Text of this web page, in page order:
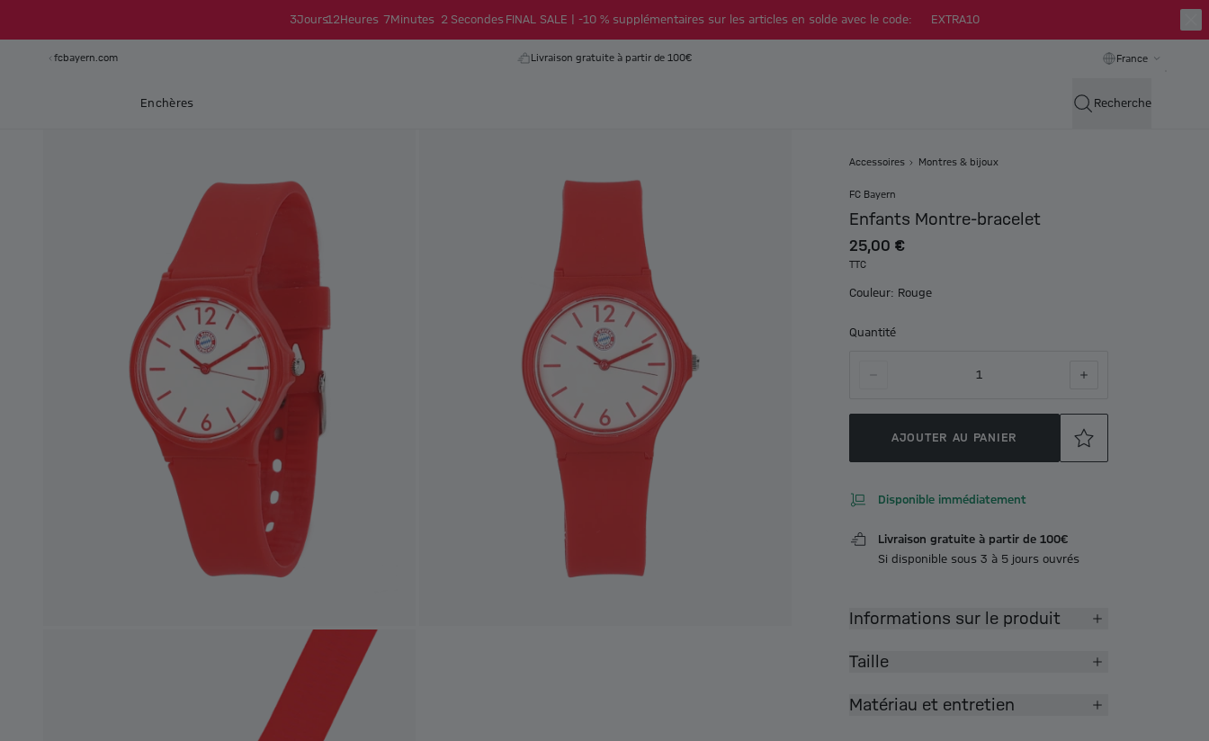
3Jours12Heures 7Minutes 2 Secondes FINAL SALE | -10 % supplémentaires sur les articles en solde avec le code: EXTRA10
fcbayern.com Livraison gratuite à partir de 100€ France
Enchères Recherche
Accessoires Montres & bijoux
FC Bayern
Enfants Montre-bracelet
25,00 €
TTC
Couleur: Rouge
Quantité
1
AJOUTER AU PANIER
Disponible immédiatement
Livraison gratuite à partir de 100€
Si disponible sous 3 à 5 jours ouvrés
Informations sur le produit
Taille
Matériau et entretien